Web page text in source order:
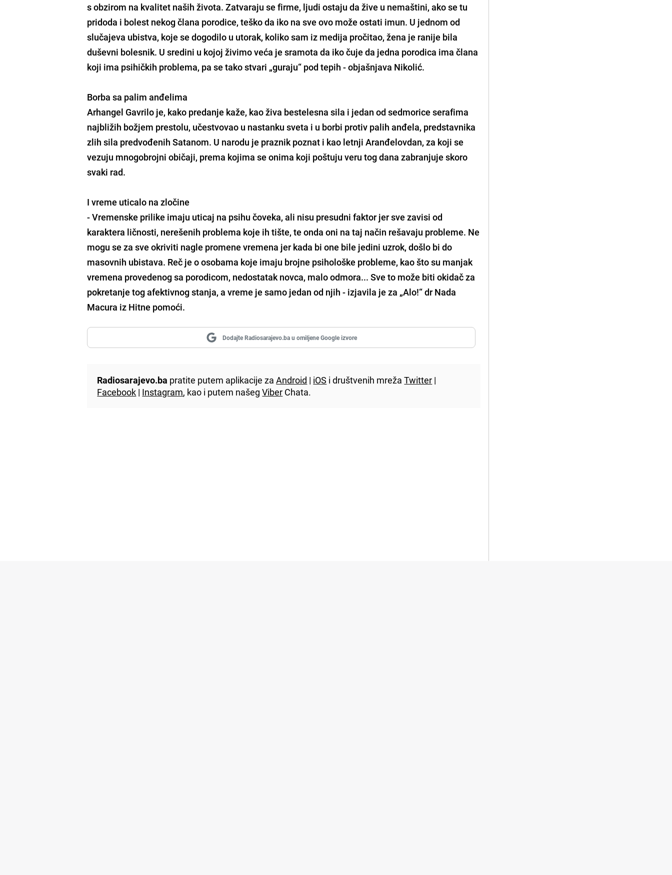
s obzirom na kvalitet naših života. Zatvaraju se firme, ljudi ostaju da žive u nemaštini, ako se tu
pridoda i bolest nekog člana porodice, teško da iko na sve ovo može ostati imun. U jednom od
slučajeva ubistva, koje se dogodilo u utorak, koliko sam iz medija pročitao, žena je ranije bila
duševni bolesnik. U sredini u kojoj živimo veća je sramota da iko čuje da jedna porodica ima člana
koji ima psihičkih problema, pa se tako stvari „guraju“ pod tepih - objašnjava Nikolić.
Borba sa palim anđelima
Arhangel Gavrilo je, kako predanje kaže, kao živa bestelesna sila i jedan od sedmorice serafima
najbližih božjem prestolu, učestvovao u nastanku sveta i u borbi protiv palih anđela, predstavnika
zlih sila predvođenih Satanom. U narodu je praznik poznat i kao letnji Aranđelovdan, za koji se
vezuju mnogobrojni običaji, prema kojima se onima koji poštuju veru tog dana zabranjuje skoro
svaki rad.
I vreme uticalo na zločine
- Vremenske prilike imaju uticaj na psihu čoveka, ali nisu presudni faktor jer sve zavisi od
karaktera ličnosti, nerešenih problema koje ih tište, te onda oni na taj način rešavaju probleme. Ne
mogu se za sve okriviti nagle promene vremena jer kada bi one bile jedini uzrok, došlo bi do
masovnih ubistava. Reč je o osobama koje imaju brojne psihološke probleme, kao što su manjak
vremena provedenog sa porodicom, nedostatak novca, malo odmora... Sve to može biti okidač za
pokretanje tog afektivnog stanja, a vreme je samo jedan od njih - izjavila je za „Alo!“ dr Nada
Macura iz Hitne pomoći.
Dodajte Radiosarajevo.ba u omiljene Google izvore
Radiosarajevo.ba pratite putem aplikacije zaAndroid | iOS i društvenih mrežaTwitter |
Facebook | Instagram, kao i putem našegViber Chata.